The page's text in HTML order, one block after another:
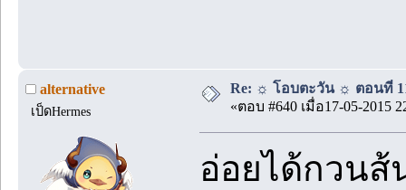
alternative
เป็ดHermes
Re: ☼ โอบตะวัน ☼ ตอนที่ 11
«ตอบ #640 เมื่อ17-05-2015
อ่อยได้กวน